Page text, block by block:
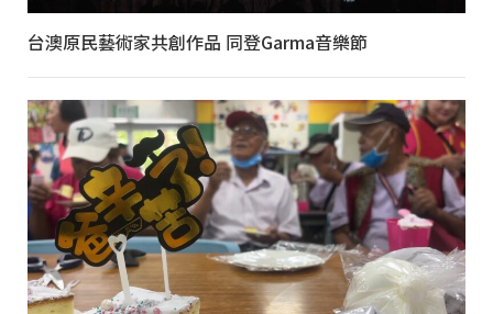
台澳原民藝術家共創作品 同登Garma音樂節